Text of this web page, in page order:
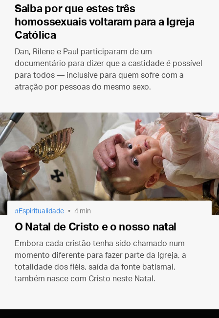
Saiba por que estes três
homossexuais voltaram para a Igreja
Católica
Dan, Rilene e Paul participaram de um
documentário para dizer que a castidade é possível
para todos — inclusive para quem sofre com a
atração por pessoas do mesmo sexo.
Espiritualidade 4 min
O Natal de Cristo e o nosso natal
Embora cada cristão tenha sido chamado num
momento diferente para fazer parte da Igreja, a
totalidade dos fiéis, saída da fonte batismal,
também nasce com Cristo neste Natal.